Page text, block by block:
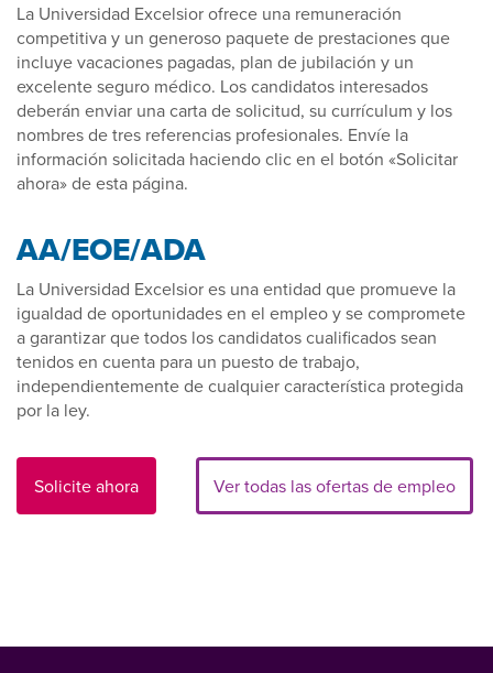
La Universidad Excelsior ofrece una remuneración
competitiva y un generoso paquete de prestaciones que
incluye vacaciones pagadas, plan de jubilación y un
excelente seguro médico. Los candidatos interesados
deberán enviar una carta de solicitud, su currículum y los
nombres de tres referencias profesionales. Envíe la
información solicitada haciendo clic en el botón «Solicitar
ahora» de esta página.
AA/EOE/ADA
La Universidad Excelsior es una entidad que promueve la
igualdad de oportunidades en el empleo y se compromete
a garantizar que todos los candidatos cualificados sean
tenidos en cuenta para un puesto de trabajo,
independientemente de cualquier característica protegida
por la ley.
Solicite ahora Ver todas las ofertas de empleo